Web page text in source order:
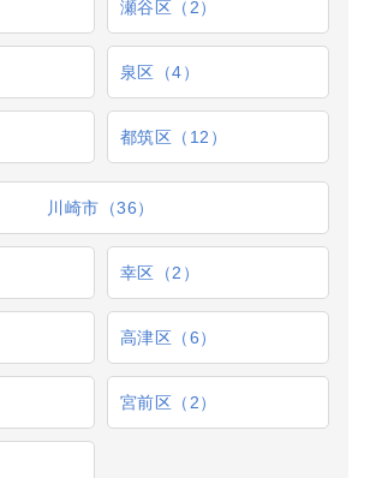
瀬谷区（2）
泉区（4）
都筑区（12）
川崎市（36）
幸区（2）
高津区（6）
宮前区（2）